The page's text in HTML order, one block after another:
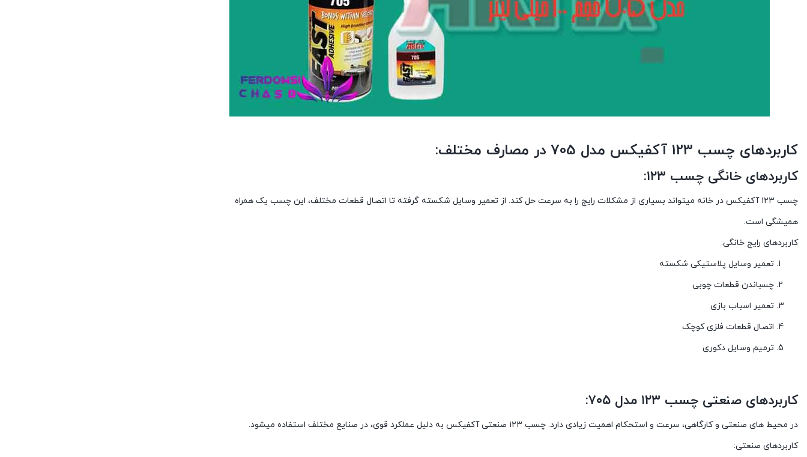
کاربردهای چسب 123 آکفیکس مدل 705 در مصارف مختلف:
کاربردهای خانگی چسب ۱۲۳:
چسب ۱۲۳ آکفیکس در خانه میتواند بسیاری از مشکلات رایج را به سرعت حل کند. از تعمیر وسایل شکسته گرفته تا اتصال قطعات مختلف، این چسب یک همراه
همیشگی است.
کاربردهای رایج خانگی:
تعمیر وسایل پلاستیکی شکسته
چسباندن قطعات چوبی
تعمیر اسباب بازی
اتصال قطعات فلزی کوچک
ترمیم وسایل دکوری
کاربردهای صنعتی چسب ۱۲۳ مدل ۷۰۵:
در محیط های صنعتی و کارگاهی، سرعت و استحکام اهمیت زیادی دارد. چسب ۱۲۳ صنعتی آکفیکس به دلیل عملکرد قوی، در صنایع مختلف استفاده میشود.
کاربردهای صنعتی: